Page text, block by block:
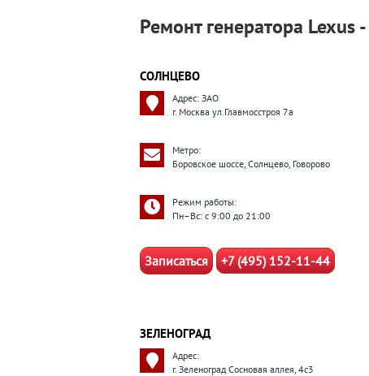
Ремонт генератора Lexus
СОЛНЦЕВО
Адрес: ЗАО
г. Москва ул.Главмосстроя 7а
Метро:
Боровское шоссе, Солнцево, Говорово
Режим работы:
Пн–Вс: с 9:00 до 21:00
Записаться +7 (495) 152-11-44
ЗЕЛЕНОГРАД
Адрес:
г. Зеленоград Сосновая аллея, 4с3